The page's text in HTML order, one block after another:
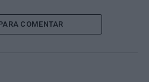
COMENTAR